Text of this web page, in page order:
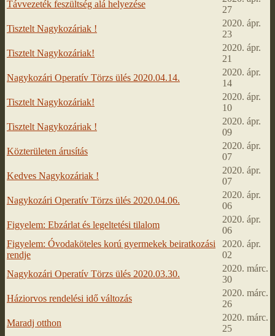
Távvezeték feszültség alá helyezése
27
Tisztelt Nagykozáriak !
2020. ápr.
23
Tisztelt Nagykozáriak!
2020. ápr.
21
Nagykozári Operatív Törzs ülés 2020.04.14.
2020. ápr.
14
Tisztelt Nagykozáriak!
2020. ápr.
10
Tisztelt Nagykozáriak !
2020. ápr.
09
Közterületen árusítás
2020. ápr.
07
Kedves Nagykozáriak !
2020. ápr.
07
Nagykozári Operatív Törzs ülés 2020.04.06.
2020. ápr.
06
Figyelem: Ebzárlat és legeltetési tilalom
2020. ápr.
06
Figyelem: Óvodaköteles korú gyermekek beiratkozási
rendje
2020. ápr.
02
Nagykozári Operatív Törzs ülés 2020.03.30.
2020. márc.
30
Háziorvos rendelési idő változás
2020. márc.
26
Maradj otthon
2020. márc.
25